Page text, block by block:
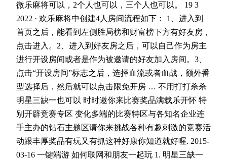
微乐麻将可以，2个人也可以，三个人也可以。 19 3
2022 · 欢乐麻将中创建4人房间流程如下： 1、进入到
首页之后，能看到左侧胜局榜和财富榜下方有好友房，
点击进入。2、进入到好友房之后，可以自己作为房主
进行开设房间或者是作为被邀请的好友加入房间。3、
点击“开设房间”标志之后，选择血流或者血战，额外番
型选择后，然后就可以点击限免开房 … 不用打打杀杀
明星三缺一也可以 时时邀你来比赛奖品满载乐开怀 特
别开辟竞赛专区 变化多端的比赛特区与各知名企业连
手主办的钻石主题区请你来挑战各种有趣刺激的竞赛活
动跟丰厚奖品有玩又有抓这种好康你知道就好喔. 2015-
03-16 一键端游 如何联网和朋友一起玩 1. 明星三缺一